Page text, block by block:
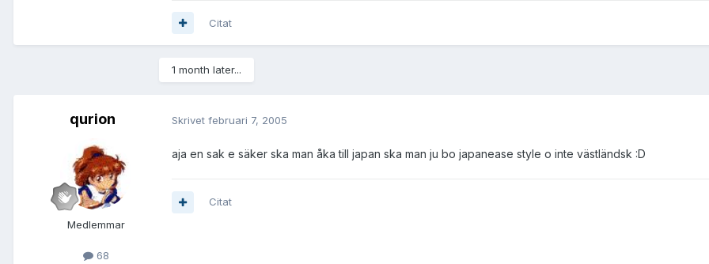
Citat
1 month later...
qurion
Medlemmar
68
Skrivet februari 7, 2005
aja en sak e säker ska man åka till japan ska man ju bo japanease style o inte västländsk :D
Citat